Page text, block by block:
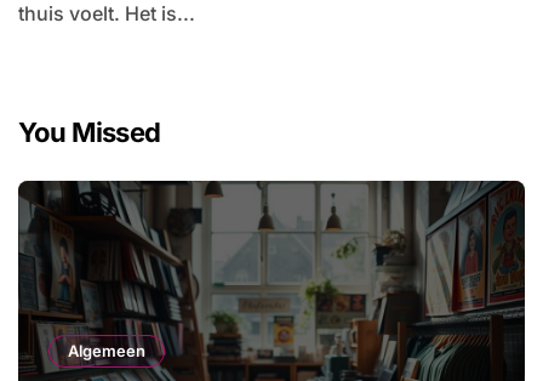
thuis voelt. Het is...
You Missed
Algemeen